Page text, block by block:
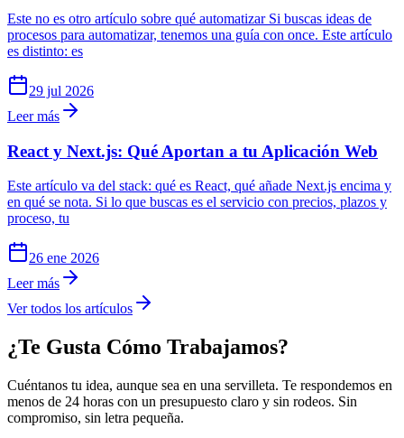
Este no es otro artículo sobre qué automatizar Si buscas ideas de
procesos para automatizar, tenemos una guía con once. Este artículo
es distinto: es
29 jul 2026
Leer más
React y Next.js: Qué Aportan a tu Aplicación Web
Este artículo va del stack: qué es React, qué añade Next.js encima y
en qué se nota. Si lo que buscas es el servicio con precios, plazos y
proceso, tu
26 ene 2026
Leer más
Ver todos los artículos
¿Te Gusta Cómo Trabajamos?
Cuéntanos tu idea, aunque sea en una servilleta. Te respondemos en
menos de 24 horas con un presupuesto claro y sin rodeos. Sin
compromiso, sin letra pequeña.